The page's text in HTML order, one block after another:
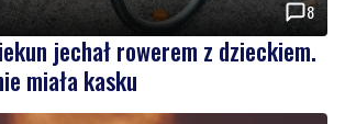
8
jechał rowerem z dzieckiem.
miała kasku